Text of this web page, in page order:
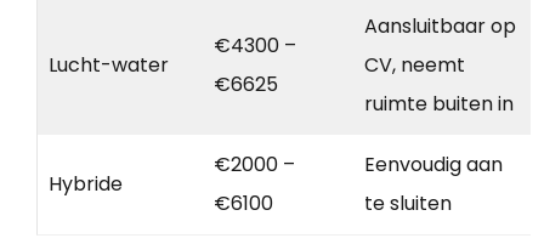
Lucht-water
€4300 –
€6625
Aansluitbaar op
CV, neemt
ruimte buiten in
Hybride
€2000 –
€6100
Eenvoudig aan
te sluiten